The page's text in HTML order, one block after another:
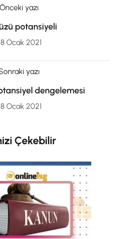
Önceki yazı
potansiyeli
Ocak 2021
yazı
dengelemesi
Ocak 2021
Çekebilir